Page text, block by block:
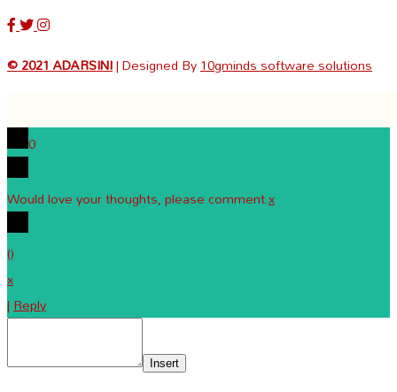
© 2021 ADARSINI| Designed By10gminds software solutions
0
Would love your thoughts, please comment.x
()
x
|Reply
Insert